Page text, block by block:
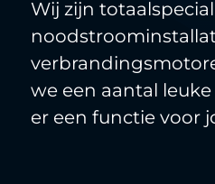
Wij zijn
we een aantal
er een functie voor